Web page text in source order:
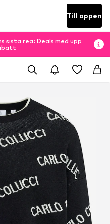
Till appen
sista rea: Deals med upp